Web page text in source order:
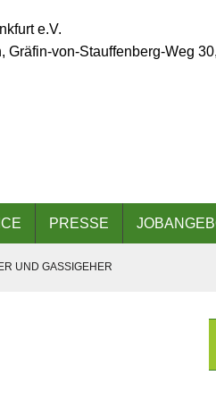
e.V.
Gräfin-von-Stauffenberg-Weg
PRESSE
UND GASSIGEHER
AUS